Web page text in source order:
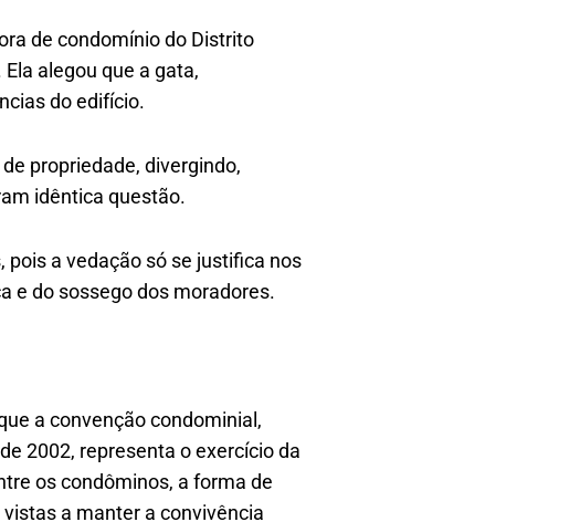
de condomínio do Distrito
alegou que a gata,
do edifício.
propriedade, divergindo,
idêntica questão.
pois a vedação só se justifica nos
e do sossego dos moradores.
a convenção condominial,
2002, representa o exercício da
os condôminos, a forma de
a manter a convivência